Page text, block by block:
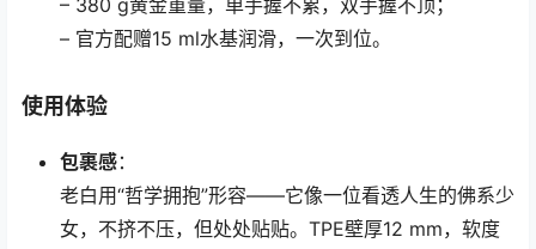
– 官方配赠15 ml水基润滑，一次到位。
使用体验
包裹感：
老白用“哲学拥抱”形容——它像一位看透人生的佛系少
女，不挤不压，但处处贴贴。TPE壁厚12 mm，软度